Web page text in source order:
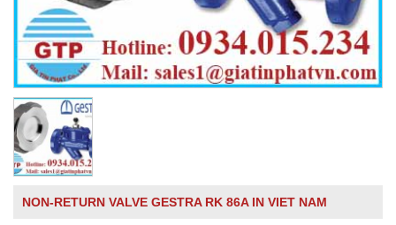
NON-RETURN VALVE GESTRA RK 86A IN VIET NAM